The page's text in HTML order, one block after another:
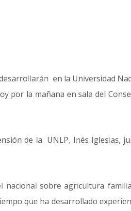
en la Universidad
por la mañana en sala del
de la UNLP, Inés Iglesias,
sobre agricultura
que ha desarrollado